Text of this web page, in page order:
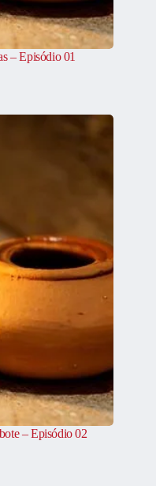
– Episódio 01
– Episódio 02